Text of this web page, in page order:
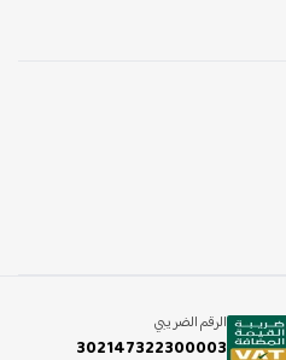
الرقم الضريبي
302147322300003